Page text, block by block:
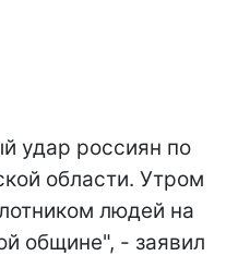
удар россиян по
области. Утром
людей на
общине", - заявил